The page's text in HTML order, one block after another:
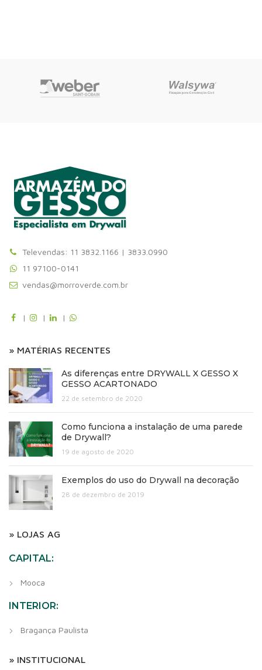
Televendas: 11 3832.1166 | 3833.0990
11 97100-0141
vendas@morroverde.com.br
| | |
» MATÉRIAS RECENTES
As diferenças entre DRYWALL X GESSO X
GESSO ACARTONADO
22 de setembro de 2020
Como funciona a instalação de uma parede
de Drywall?
19 de agosto de 2020
Exemplos do uso do Drywall na decoração
28 de dezembro de 2019
» LOJAS AG
CAPITAL:
Mooca
INTERIOR:
Bragança Paulista
» INSTITUCIONAL